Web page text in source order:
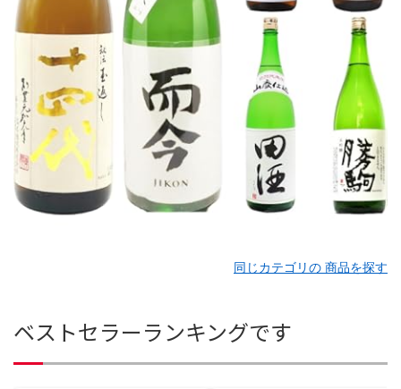
同じカテゴリの 商品を探す
ベストセラーランキングです